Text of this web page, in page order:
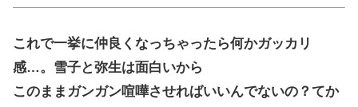
これで一挙に仲良くなっちゃったら何かガッカリ
感…。雪子と弥生は面白いから
このままガンガン喧嘩させればいいんでないの？てか